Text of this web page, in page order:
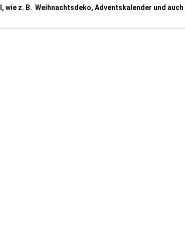
wie z. B. Weihnachtsdeko, Adventskalender und